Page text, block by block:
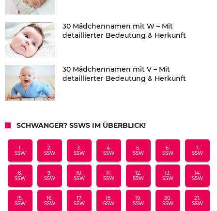
30 Mädchennamen mit W – Mit
detaillierter Bedeutung & Herkunft
30 Mädchennamen mit V – Mit
detaillierter Bedeutung & Herkunft
SCHWANGER? SSWS IM ÜBERBLICK!
1.
SSW
2.
SSW
3.
SSW
4.
SSW
5.
SSW
6.
SSW
7.
SSW
8.
SSW
9.
SSW
10.
SSW
11.
SSW
12.
SSW
13.
SSW
14.
SSW
15.
SSW
16.
SSW
17.
SSW
18.
SSW
19.
SSW
20.
SSW
21.
SSW